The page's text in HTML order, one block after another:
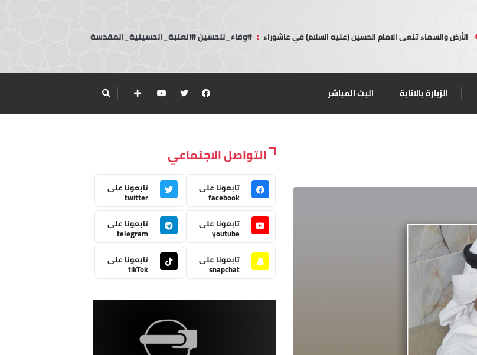
الأرض والسماء تنعى الامام الحسين (عليه السلام) في عاشوراء : #وفاء_للحسين #العتبة_الحسينية_المقدسة
الزيارة بالانابة البث المباشر
التواصل الاجتماعي
تابعونا على
facebook
تابعونا على
twitter
تابعونا على
youtube
تابعونا على
telegram
تابعونا على
snapchat
تابعونا على
tikTok